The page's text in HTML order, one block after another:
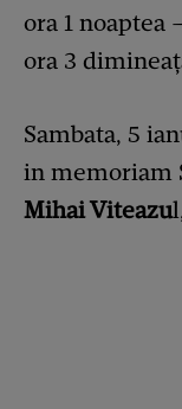
ora 1 noaptea
ora 3
Sambata, 5
in memoriam
Mihai Viteazu